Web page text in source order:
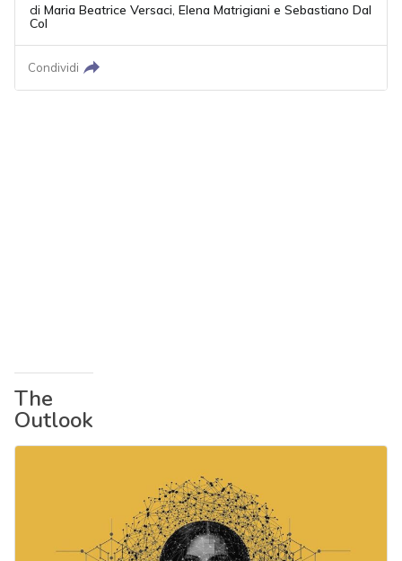
di Maria Beatrice Versaci, Elena Matrigiani e Sebastiano Dal
Col
Condividi
The
Outlook